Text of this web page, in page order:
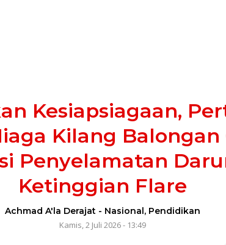
Kesiapsiagaan,
Kilang Balongan
Penyelamatan
Ketinggian Flare
Achmad A'la Derajat - Nasional, Pendidikan
Kamis, 2 Juli 2026 - 13:49